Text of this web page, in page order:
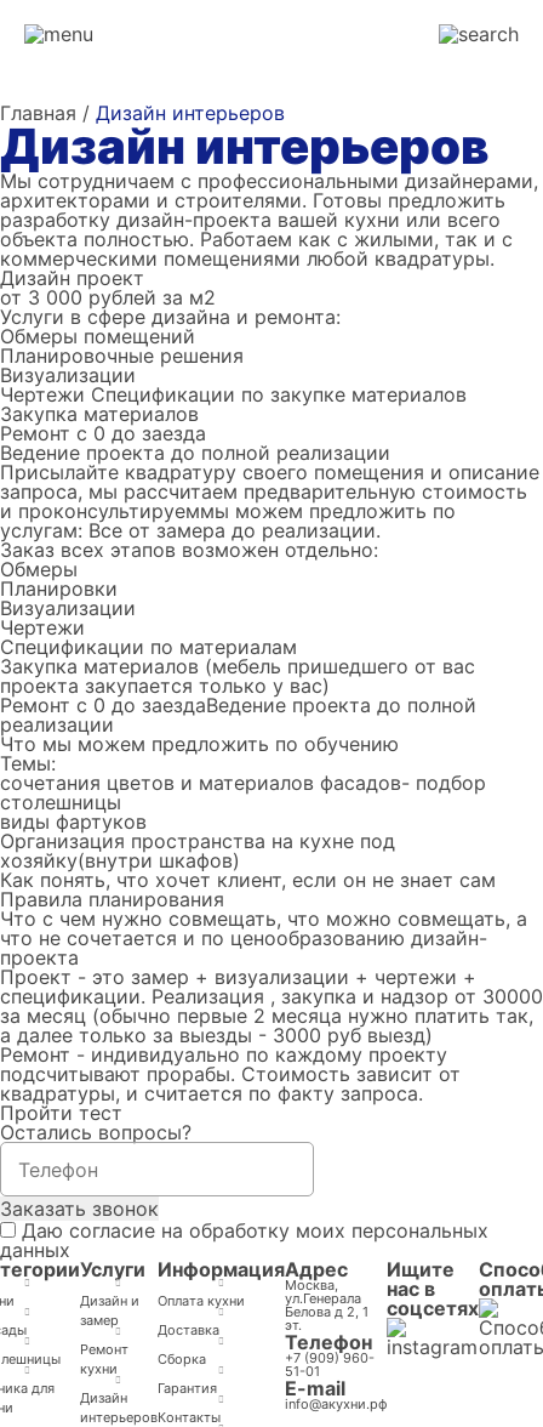
Главная / Дизайн интерьеров
Дизайн интерьеров
Мы сотрудничаем с профессиональными дизайнерами,
архитекторами и строителями. Готовы предложить
разработку дизайн-проекта вашей кухни или всего
объекта полностью. Работаем как с жилыми, так и с
коммерческими помещениями любой квадратуры.
Дизайн проект
от 3 000 рублей за м2
Услуги в сфере дизайна и ремонта:
Обмеры помещений
Планировочные решения
Визуализации
Чертежи Спецификации по закупке материалов
Закупка материалов
Ремонт с 0 до заезда
Ведение проекта до полной реализации
Присылайте квадратуру своего помещения и описание
запроса, мы рассчитаем предварительную стоимость
и проконсультируеммы можем предложить по
услугам: Все от замера до реализации.
Заказ всех этапов возможен отдельно:
Обмеры
Планировки
Визуализации
Чертежи
Спецификации по материалам
Закупка материалов (мебель пришедшего от вас
проекта закупается только у вас)
Ремонт с 0 до заездаВедение проекта до полной
реализации
Что мы можем предложить по обучению
Темы:
сочетания цветов и материалов фасадов- подбор
столешницы
виды фартуков
Организация пространства на кухне под
хозяйку(внутри шкафов)
Как понять, что хочет клиент, если он не знает сам
Правила планирования
Что с чем нужно совмещать, что можно совмещать, а
что не сочетается и по ценообразованию дизайн-
проекта
Проект - это замер + визуализации + чертежи +
спецификации. Реализация , закупка и надзор от 30000
за месяц (обычно первые 2 месяца нужно платить так,
а далее только за выезды - 3000 руб выезд)
Ремонт - индивидуально по каждому проекту
подсчитывают прорабы. Cтоимость зависит от
квадратуры, и считается по факту запроса.
Пройти тест
Остались вопросы?
Заказать звонок
Даю согласие на обработку моих персональных
данных
для
Услуги
Дизайн и
замер
Ремонт
кухни
Дизайн
интерьеров
Информация
Оплата кухни
Доставка
Cборка
Гарантия
Контакты
Адрес
Москва,
ул.Генерала
Белова д 2, 1
эт.
Телефон
+7 (909) 960-
51-01
E-mail
info@акухни.рф
Ищите
нас в
соцсетях